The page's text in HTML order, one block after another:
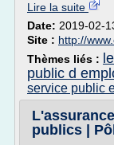
Lire la suite
Date: 2019-02-
Site : http://
Thèmes liés :
public d
service public
publics |